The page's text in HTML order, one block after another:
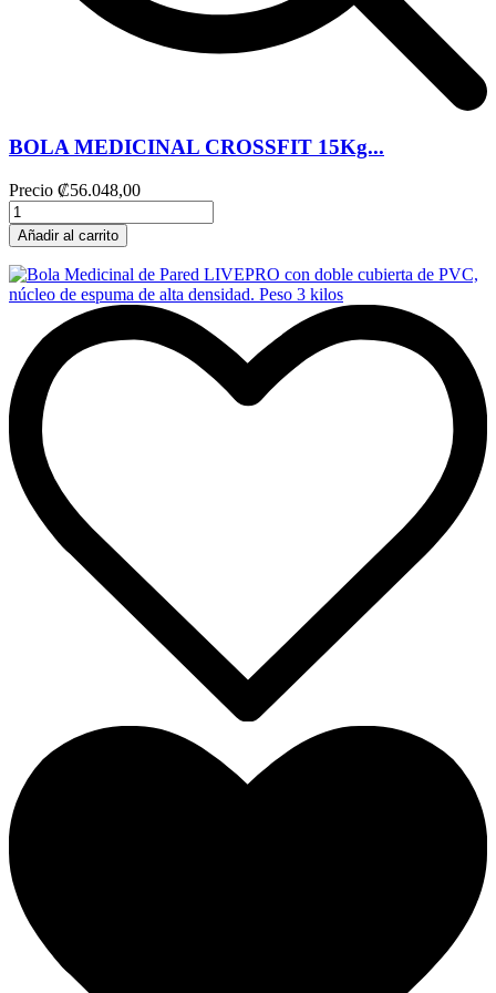
BOLA MEDICINAL CROSSFIT 15Kg...
Precio ₡56.048,00
Añadir al carrito